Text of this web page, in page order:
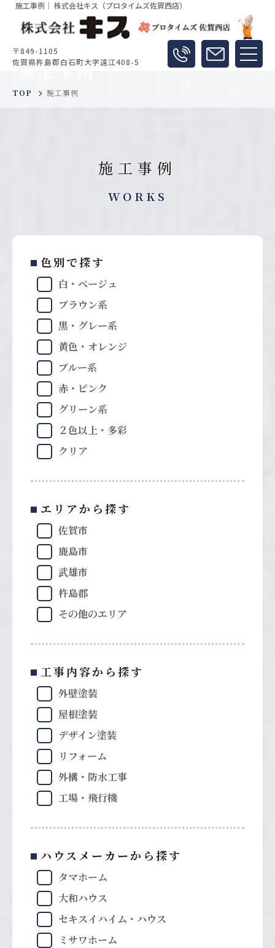
施工事例｜ 株式会社キス（プロタイムズ佐賀西店）
〒849-1105
佐賀県杵島郡白石町大字遠江408-5
施工事例
TOP 施工事例
施工事例
WORKS
色別で探す
白・ベージュ
ブラウン系
黒・グレー系
黄色・オレンジ
ブルー系
赤・ピンク
グリーン系
２色以上・多彩
クリア
エリアから探す
佐賀市
鹿島市
武雄市
杵島郡
その他のエリア
工事内容から探す
外壁塗装
屋根塗装
デザイン塗装
リフォーム
外構・防水工事
工場・飛行機
ハウスメーカーから探す
タマホーム
大和ハウス
セキスイハイム・ハウス
ミサワホーム